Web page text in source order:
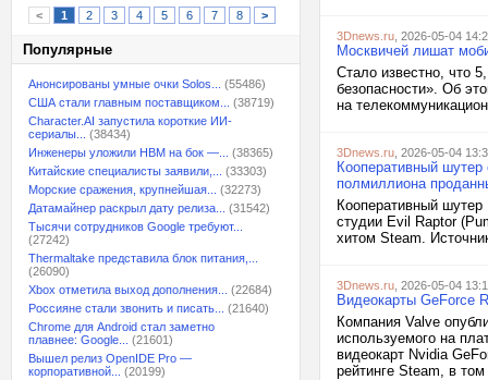
< 1 2 3 4 5 6 7 8 >
Популярные
Анонсированы умные очки Solos...
(55486)
США стали главным поставщиком...
(38719)
Character.AI запустила короткие ИИ-
сериалы...
(38434)
Инженеры уложили HBM на бок —...
(38365)
Китайские специалисты заявили,...
(33303)
Морские сражения, крупнейшая...
(32273)
Датамайнер раскрыл дату релиза...
(31542)
Тысячи сотрудников Google требуют...
(27242)
Thermaltake представила блок питания,...
(26090)
Xbox отметила выход дополнения...
(22684)
Россияне стали звонить и писать...
(21640)
Chrome для Android стал заметно
плавнее: Google...
(21601)
Вышел релиз OpenIDE Pro —
корпоративной...
(20199)
3Dnews.ru , 2026-05-04
Москвичей лишат
Стало известно, что
безопасности». Об
на
3Dnews.ru , 2026-05-04
Кооперативный
полмиллиона
Кооперативный шутер
студии Evil Raptor
хитом Steam.
3Dnews.ru , 2026-05-04
Видеокарты GeForce
Компания Valve
используемого на
видеокарт Nvidia
рейтинге Steam, в